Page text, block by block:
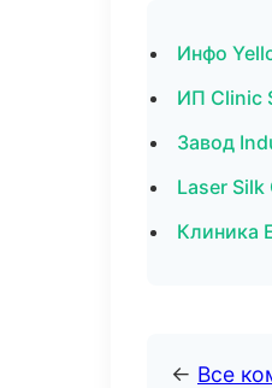
Инфо
ИП Clinic
Завод
Laser Silk
Клиника
← Все